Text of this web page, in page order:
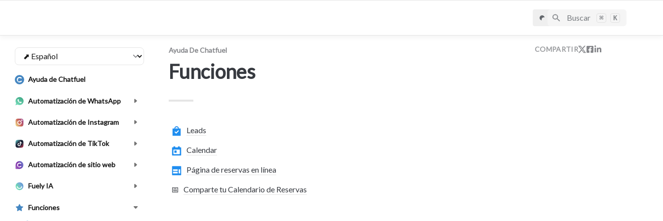
Buscar ⌘ K
Ayuda de Chatfuel
Automatización de WhatsApp
Automatización de Instagram
Automatización de TikTok
Automatización de sitio web
Fuely IA
Funciones
Ayuda De Chatfuel
Funciones
Leads
Calendar
Página de reservas en línea
📅 Comparte tu Calendario de Reservas
COMPARTIR